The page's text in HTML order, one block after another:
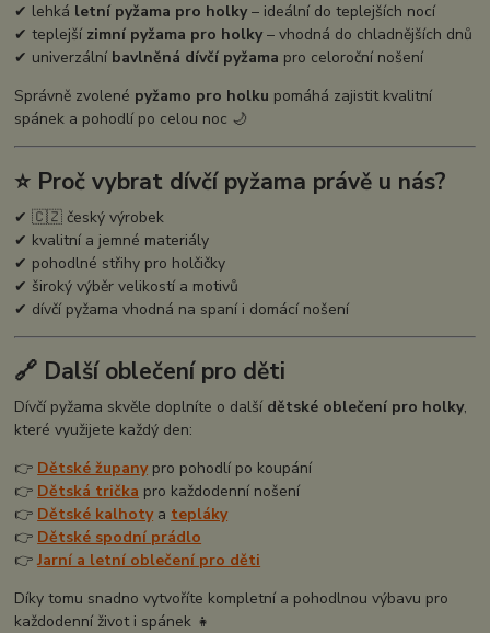
✔ lehká letní pyžama pro holky– ideální do teplejších nocí
✔ teplejší zimní pyžama pro holky– vhodná do chladnějších dnů
✔ univerzální bavlněná dívčí pyžama pro celoroční nošení
Správně zvolené pyžamo pro holku pomáhá zajistit kvalitní
spánek a pohodlí po celou noc 🌙
⭐ Proč vybrat dívčí pyžama právě u nás?
✔ 🇨🇿 český výrobek
✔ kvalitní a jemné materiály
✔ pohodlné střihy pro holčičky
✔ široký výběr velikostí a motivů
✔ dívčí pyžama vhodná na spaní i domácí nošení
🔗 Další oblečení pro děti
Dívčí pyžama skvěle doplníte o další dětské oblečení pro holky,
které využijete každý den:
👉 Dětské županypro pohodlí po koupání
👉 Dětská trička pro každodenní nošení
👉 Dětské kalhotya tepláky
👉 Dětské spodní prádlo
👉Jarní a letní oblečení pro děti
Díky tomu snadno vytvoříte kompletní a pohodlnou výbavu pro
každodenní život i spánek 👧